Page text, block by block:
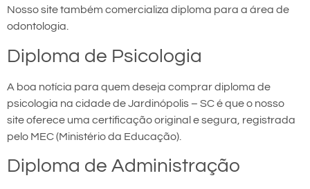
Nosso site também comercializa diploma para a área de
odontologia.
Diploma de Psicologia
A boa notícia para quem deseja comprar diploma de
psicologia na cidade de Jardinópolis – SC é que o nosso
site oferece uma certificação original e segura, registrada
pelo MEC (Ministério da Educação).
Diploma de Administração